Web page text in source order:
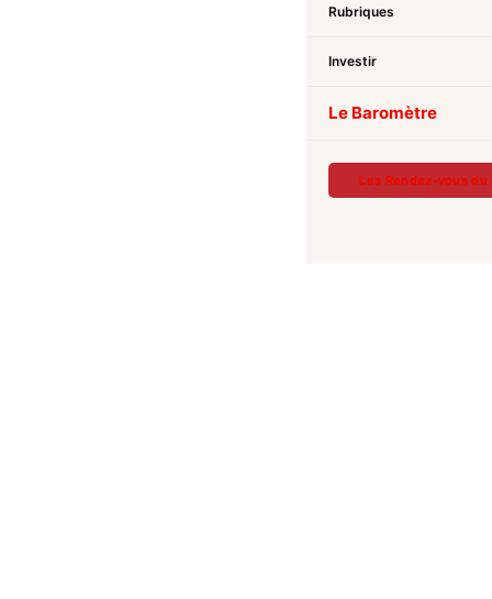
Rubriques
Investir
Le Baromètre
Les Rendez-vous